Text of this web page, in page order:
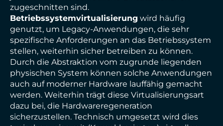
zugeschnitten sind.
Betriebssystemvirtualisierung wird häufig
genutzt, um Legacy-Anwendungen, die sehr
spezifische Anforderungen an das Betriebssystem
stellen, weiterhin sicher betreiben zu können.
Durch die Abstraktion vom zugrunde liegenden
physischen System können solche Anwendungen
auch auf moderner Hardware lauffähig gemacht
werden. Weiterhin trägt diese Virtualisierungsart
dazu bei, die Hardwareregeneration
sicherzustellen. Technisch umgesetzt wird dies